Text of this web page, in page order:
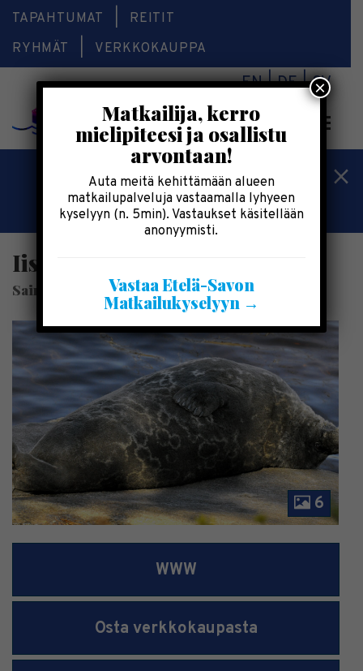
TAPAHTUMAT
REITIT
RYHMÄT
VERKKOKAUPPA
EN DE SV
Kesälomatärpit »
Saimaalla-kesälehti »
Iisi norppamelonta toukokuu
SaimaaHoliday Oravi
6
WWW
Osta verkkokaupasta
Matkailija, kerro
mielipiteesi ja osallistu
arvontaan!
Auta meitä kehittämään alueen
matkailupalveluja vastaamalla lyhyeen
kyselyyn (n. 5min). Vastaukset käsitellään
anonyymisti.
Vastaa Etelä-Savon
Matkailukyselyyn →
×